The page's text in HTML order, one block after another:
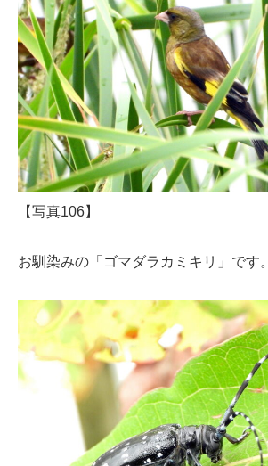
【写真106】
お馴染みの「ゴマダラカミキリ」です。